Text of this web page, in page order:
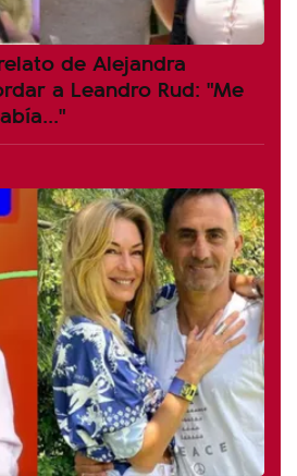
de Alejandra
a Leandro Rud: "Me